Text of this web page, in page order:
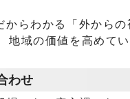
からわかる「外から
地域の価値を高めてい
わせ